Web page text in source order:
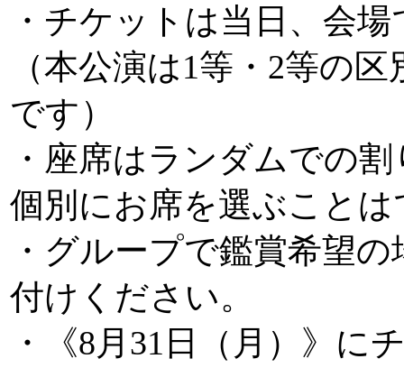
・チケットは当日、会
（本公演は1等・2等の
です）
・座席はランダムでの
個別にお席を選ぶこと
・グループで鑑賞希望
付けください。
・《8月31日（月）》に